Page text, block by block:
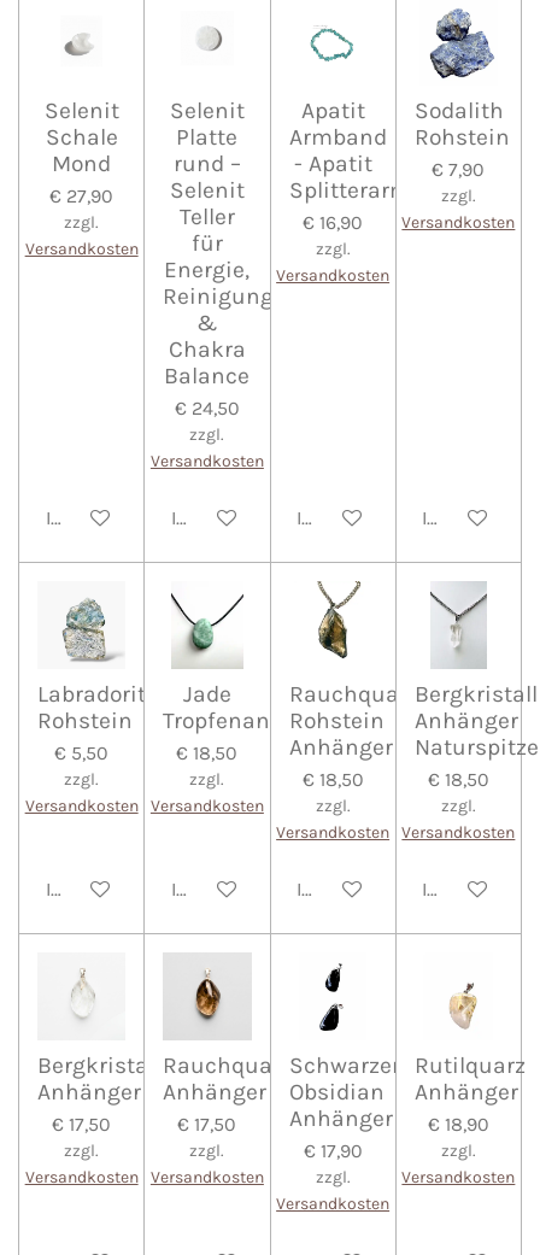
Selenit
Schale
Mond
€ 27,90
zzgl.
Versandkosten
In den Warenkorb
Selenit
Platte
rund –
Selenit
Teller
für
Energie,
Reinigung
&
Chakra
Balance
€ 24,50
zzgl.
Versandkosten
In den Warenkorb
Apatit
Armband
- Apatit
Splitterarmband
€ 16,90
zzgl.
Versandkosten
In den Warenkorb
Sodalith
Rohstein
€ 7,90
zzgl.
Versandkosten
In den
Labradorit
Rohstein
€ 5,50
zzgl.
Versandkosten
In den Warenkorb
Jade
Tropfenanhänger
€ 18,50
zzgl.
Versandkosten
In den Warenkorb
Rauchquarz
Rohstein
Anhänger
€ 18,50
zzgl.
Versandkosten
In den Warenkorb
Bergkristall
Anhänger
Naturspitze
€ 18,50
zzgl.
Versandkosten
In den
Bergkristall
Anhänger
€ 17,50
zzgl.
Versandkosten
Rauchquarz
Anhänger
€ 17,50
zzgl.
Versandkosten
Schwarzer
Obsidian
Anhänger
€ 17,90
zzgl.
Versandkosten
Rutilquarz
Anhänger
€ 18,90
zzgl.
Versandkosten